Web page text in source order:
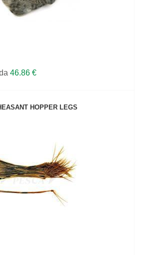
46.86 €
HOPPER LEGS
VEDI IL PRODOTTO